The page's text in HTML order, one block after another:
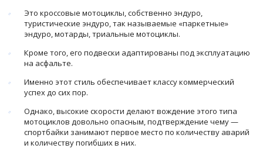
Это кроссовые мотоциклы, собственно эндуро,
туристические эндуро, так называемые «паркетные»
эндуро, мотарды, триальные мотоциклы.
Кроме того, его подвески адаптированы под эксплуатацию
на асфальте.
Именно этот стиль обеспечивает классу коммерческий
успех до сих пор.
Однако, высокие скорости делают вождение этого типа
мотоциклов довольно опасным, подтверждение чему —
спортбайки занимают первое место по количеству аварий
и количеству погибших в них.